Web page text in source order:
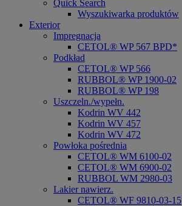
Quick Search
Wyszukiwarka produktów
Exterior
Impregnacja
CETOL® WP 567 BPD*
Podkład
CETOL® WP 566
RUBBOL® WP 1900-02
RUBBOL® WP 198
Uszczeln./wypełn.
Kodrin WV 442
Kodrin WV 457
Kodrin WV 472
Powłoka pośrednia
CETOL® WM 6100-02
CETOL® WM 6900-02
RUBBOL WM 2980-03
Lakier nawierz.
CETOL® WF 9810-03-15